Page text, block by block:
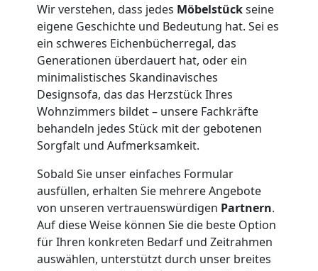
Wir verstehen, dass jedes Möbelstückseine
eigene Geschichte und Bedeutung hat. Sei es
ein schweres Eichenbücherregal, das
Generationen überdauert hat, oder ein
minimalistisches Skandinavisches
Designsofa, das das Herzstück Ihres
Wohnzimmers bildet – unsere Fachkräfte
behandeln jedes Stück mit der gebotenen
Sorgfalt und Aufmerksamkeit.
Sobald Sie unser einfaches Formular
ausfüllen, erhalten Sie mehrere Angebote
von unseren vertrauenswürdigen Partnern.
Auf diese Weise können Sie die beste Option
für Ihren konkreten Bedarf und Zeitrahmen
auswählen, unterstützt durch unser breites
LKW
Möbellift
Wolfsberg
Übersiedlung
Wolfsberg